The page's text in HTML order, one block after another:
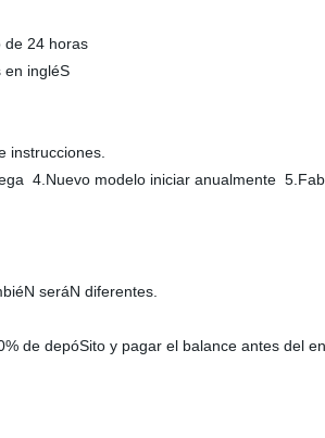
de 24 horas
en ingléS
instrucciones.
4.Nuevo modelo iniciar anualmente
seráN diferentes.
de depóSito y pagar el balance antes del